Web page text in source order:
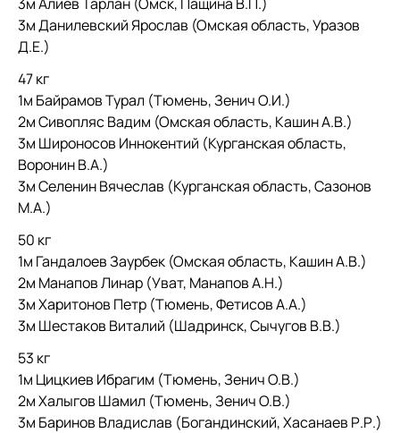
3м Данилевский Ярослав (Омская область, Уразов
Д.Е.)
47 кг
1м Байрамов Турал (Тюмень, Зенич О.И.)
2м Сивопляс Вадим (Омская область, Кашин А.В.)
3м Широносов Иннокентий (Курганская область,
Воронин В.А.)
3м Селенин Вячеслав (Курганская область, Сазонов
М.А.)
50 кг
1м Гандалоев Заурбек (Омская область, Кашин А.В.)
2м Манапов Линар (Уват, Манапов А.Н.)
3м Харитонов Петр (Тюмень, Фетисов А.А.)
3м Шестаков Виталий (Шадринск, Сычугов В.В.)
53 кг
1м Цицкиев Ибрагим (Тюмень, Зенич О.В.)
2м Халыгов Шамил (Тюмень, Зенич О.В.)
3м Баринов Владислав (Богандинский, Хасанаев Р.Р.)